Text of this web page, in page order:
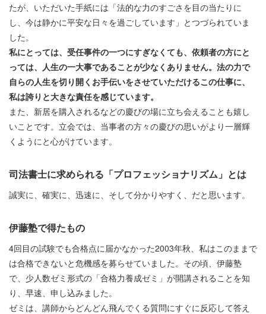
たが、いただいた手紙には「法的な力のすごさを目の当たりに
し、今は静かに平安な日々を過ごしています」とつづられていま
した。
私にとっては、受任事件の一つにすぎなくても、依頼者の方にと
っては、人生の一大事であることが少なくありません。法の力で
自らの人生を切り開くお手伝いをさせていただけるこの仕事に、
私は誇りと大きな責任を感じています。
また、新居を購入されるなどの慶びの場に立ち会えることも嬉し
いことです。立会では、当事者の方々の慶びの思いがより一層輝
くようにと心がけています。
司法書士に求められる「プロフェッショナリズム」とは
誠実に、確実に、迅速に、そして分かりやすく、だと思います。
伊藤塾で得たもの
4回目の試験でも合格点に届かなかった2003年秋、私はこのままで
は合格できないと危機感を募らせていました。その頃、伊藤塾
で、少人数ゼミ形式の「合格力養成ゼミ」が開講されることを知
り、早速、申し込みました。
ゼミは、講師からどんどん飛んでくる質問にすぐに反応して答え